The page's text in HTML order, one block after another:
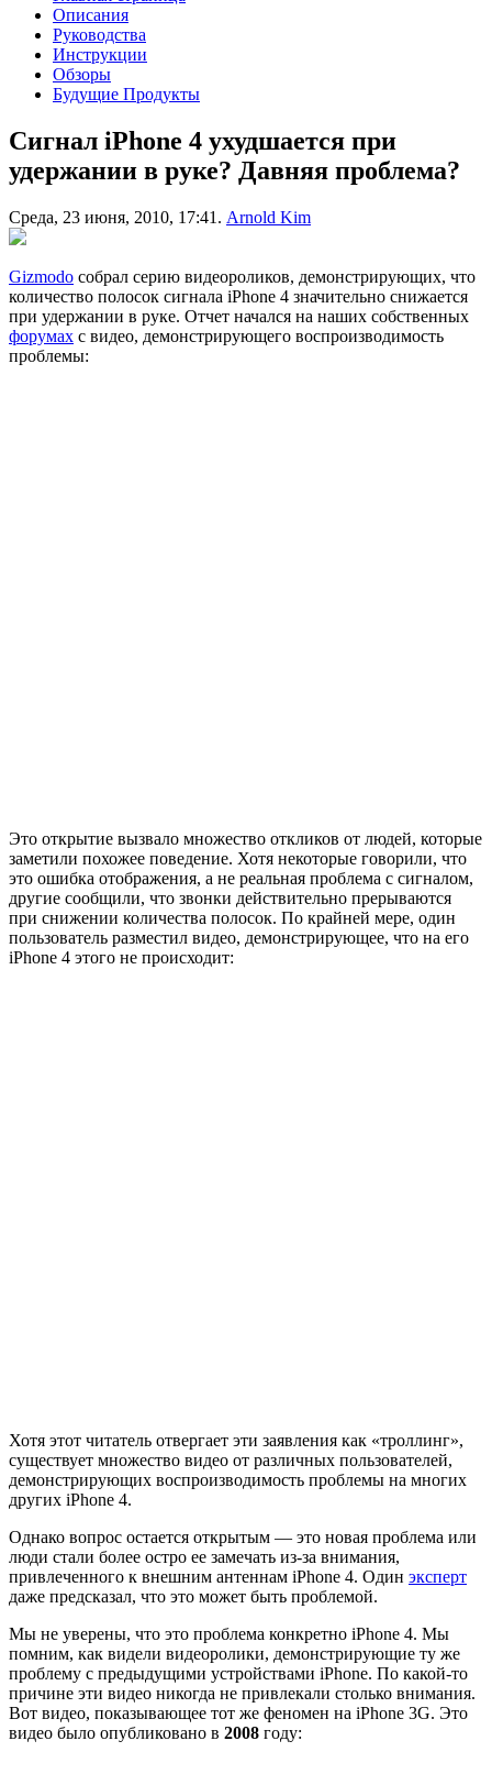
Описания
Руководства
Инструкции
Обзоры
Будущие Продукты
Сигнал iPhone 4 ухудшается при
удержании в руке? Давняя проблема?
Среда, 23 июня, 2010, 17:41. Arnold Kim
Gizmodo собрал серию видеороликов, демонстрирующих, что
количество полосок сигнала iPhone 4 значительно снижается
при удержании в руке. Отчет начался на наших собственных
форумах с видео, демонстрирующего воспроизводимость
проблемы:
Это открытие вызвало множество откликов от людей, которые
заметили похожее поведение. Хотя некоторые говорили, что
это ошибка отображения, а не реальная проблема с сигналом,
другие сообщили, что звонки действительно прерываются
при снижении количества полосок. По крайней мере, один
пользователь разместил видео, демонстрирующее, что на его
iPhone 4 этого не происходит:
Хотя этот читатель отвергает эти заявления как «троллинг»,
существует множество видео от различных пользователей,
демонстрирующих воспроизводимость проблемы на многих
других iPhone 4.
Однако вопрос остается открытым — это новая проблема или
люди стали более остро ее замечать из-за внимания,
привлеченного к внешним антеннам iPhone 4. Один эксперт
даже предсказал, что это может быть проблемой.
Мы не уверены, что это проблема конкретно iPhone 4. Мы
помним, как видели видеоролики, демонстрирующие ту же
проблему с предыдущими устройствами iPhone. По какой-то
причине эти видео никогда не привлекали столько внимания.
Вот видео, показывающее тот же феномен на iPhone 3G. Это
видео было опубликовано в 2008 году: